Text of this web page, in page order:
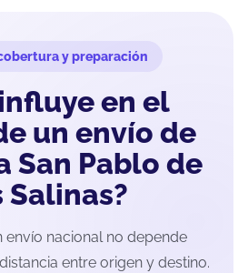
y preparación
en el
un envío de
San Pablo de
Salinas?
envío nacional no depende
entre origen y destino.